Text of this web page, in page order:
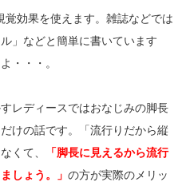
覚効果を使えます。雑誌などでは
」などと簡単に書いています
・・・。
レディースではおなじみの脚長
けの話です。「流行りだから縦
くて、
「脚長に見えるから流行
しょう。」 の方が実際のメリッ